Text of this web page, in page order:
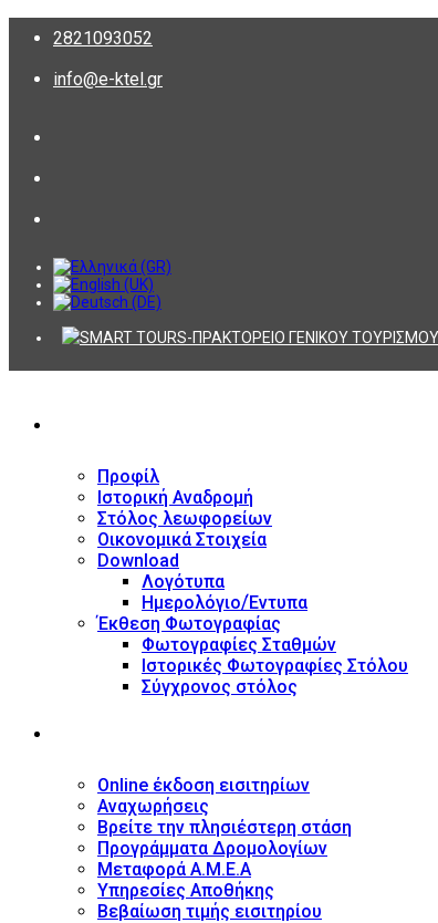
2821093052
info@e-ktel.gr
Προφίλ
Ιστορική Αναδρομή
Στόλος λεωφορείων
Οικονομικά Στοιχεία
Download
Λογότυπα
Ημερολόγιο/Έντυπα
Έκθεση Φωτογραφίας
Φωτογραφίες Σταθμών
Ιστορικές Φωτογραφίες Στόλου
Σύγχρονος στόλος
Online έκδοση εισιτηρίων
Αναχωρήσεις
Βρείτε την πλησιέστερη στάση
Προγράμματα Δρομολογίων
Μεταφορά Α.Μ.Ε.Α
Υπηρεσίες Αποθήκης
Βεβαίωση τιμής εισιτηρίου